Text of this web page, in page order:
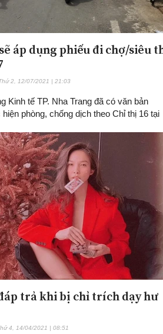
áp dụng phiếu đi chợ/siêu
2, 12/07/2021 | 21:03
Kinh tế TP. Nha Trang đã có văn bản
phòng, chống dịch theo Chỉ thị 16 tại
trả khi bị chỉ trích dạy hư
4, 14/04/2021 | 08:51